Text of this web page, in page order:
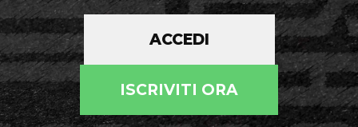
ACCEDI
ISCRIVITI ORA